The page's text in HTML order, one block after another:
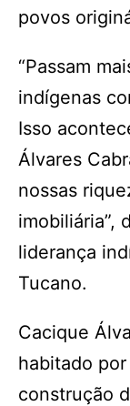
povos
“Passam
indígenas
Isso
Álvares
nossas
imobiliária”,
liderança
Tucano.
Cacique
habitado
construção